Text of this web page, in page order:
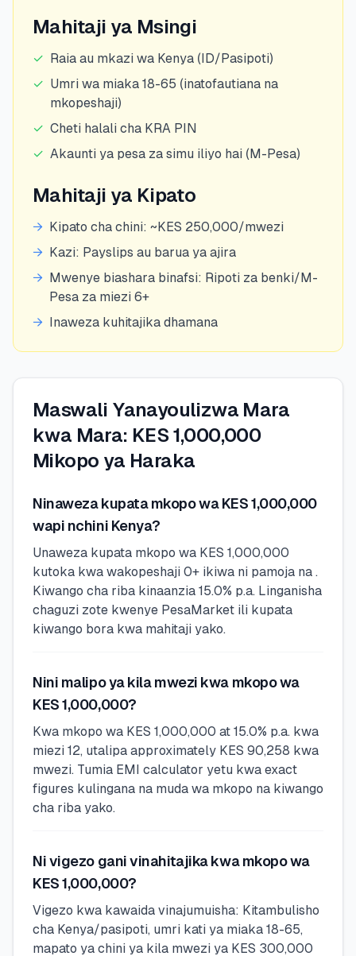
Mahitaji ya Msingi
✓ Raia au mkazi wa Kenya (ID/Pasipoti)
✓ Umri wa miaka 18-65 (inatofautiana na
mkopeshaji)
✓ Cheti halali cha KRA PIN
✓ Akaunti ya pesa za simu iliyo hai (M-Pesa)
Mahitaji ya Kipato
→ Kipato cha chini: ~KES 250,000/mwezi
→ Kazi: Payslips au barua ya ajira
→ Mwenye biashara binafsi: Ripoti za benki/M-
Pesa za miezi 6+
→ Inaweza kuhitajika dhamana
Maswali Yanayoulizwa Mara
kwa Mara: KES 1,000,000
Mikopo ya Haraka
Ninaweza kupata mkopo wa KES 1,000,000
wapi nchini Kenya?
Unaweza kupata mkopo wa KES 1,000,000
kutoka kwa wakopeshaji 0+ ikiwa ni pamoja na .
Kiwango cha riba kinaanzia 15.0% p.a. Linganisha
chaguzi zote kwenye PesaMarket ili kupata
kiwango bora kwa mahitaji yako.
Nini malipo ya kila mwezi kwa mkopo wa
KES 1,000,000?
Kwa mkopo wa KES 1,000,000 at 15.0% p.a. kwa
miezi 12, utalipa approximately KES 90,258 kwa
mwezi. Tumia EMI calculator yetu kwa exact
figures kulingana na muda wa mkopo na kiwango
cha riba yako.
Ni vigezo gani vinahitajika kwa mkopo wa
KES 1,000,000?
Vigezo kwa kawaida vinajumuisha: Kitambulisho
cha Kenya/pasipoti, umri kati ya miaka 18-65,
mapato ya chini ya kila mwezi ya KES 300,000